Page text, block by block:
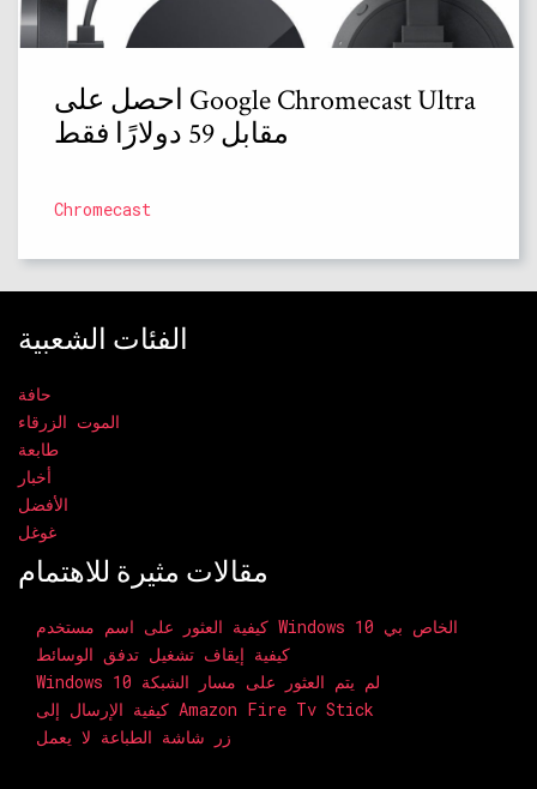
احصل على Google Chromecast Ultra
مقابل 59 دولارًا فقط
Chromecast
الفئات الشعبية
حافة
الموت الزرقاء
طابعة
أخبار
الأفضل
غوغل
مقالات مثيرة للاهتمام
كيفية العثور على اسم مستخدم Windows 10 الخاص بي
كيفية إيقاف تشغيل تدفق الوسائط
Windows 10 لم يتم العثور على مسار الشبكة
كيفية الإرسال إلى Amazon Fire Tv Stick
زر شاشة الطباعة لا يعمل